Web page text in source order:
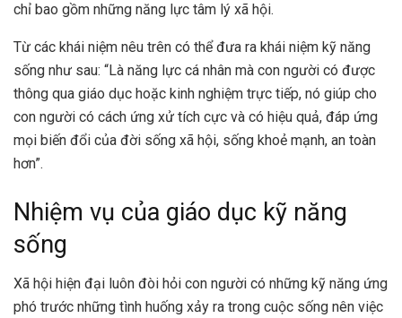
chỉ bao gồm những năng lực tâm lý xã hội.
Từ các khái niệm nêu trên có thể đưa ra khái niệm kỹ năng
sống như sau: “Là năng lực cá nhân mà con người có được
thông qua giáo dục hoặc kinh nghiệm trực tiếp, nó giúp cho
con người có cách ứng xử tích cực và có hiệu quả, đáp ứng
mọi biến đổi của đời sống xã hội, sống khoẻ mạnh, an toàn
hơn”.
Nhiệm vụ của giáo dục kỹ năng
sống
Xã hội hiện đại luôn đòi hỏi con người có những kỹ năng ứng
phó trước những tình huống xảy ra trong cuộc sống nên việc